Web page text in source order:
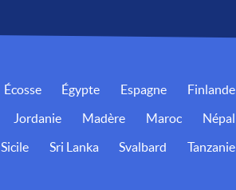
Écosse Égypte Espagne
Finlande
Jordanie Madère Maroc
Népal
Sicile Sri Lanka Svalbard
Tanzanie